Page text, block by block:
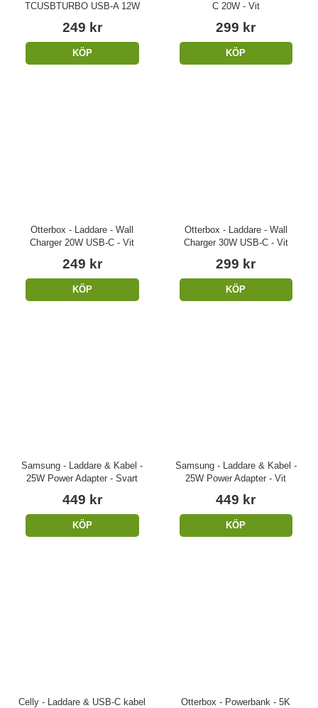
TCUSBTURBO USB-A 12W
249 kr
KÖP
C 20W - Vit
299 kr
KÖP
Otterbox - Laddare - Wall
Charger 20W USB-C - Vit
249 kr
KÖP
Otterbox - Laddare - Wall
Charger 30W USB-C - Vit
299 kr
KÖP
Samsung - Laddare & Kabel -
25W Power Adapter - Svart
449 kr
KÖP
Samsung - Laddare & Kabel -
25W Power Adapter - Vit
449 kr
KÖP
Celly - Laddare & USB-C kabel
Otterbox - Powerbank - 5K